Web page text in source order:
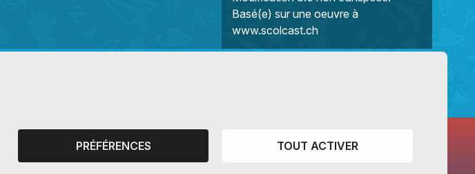
Basé(e) sur une oeuvre à
www.scolcast.ch
PRÉFÉRENCES TOUT ACTIVER